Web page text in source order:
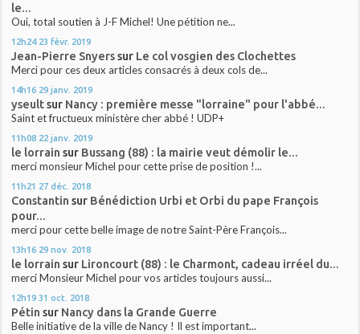
le...
Oui, total soutien à J-F Michel! Une pétition ne...
12h24 23 févr. 2019
Jean-Pierre Snyerssur Le col vosgien des Clochettes
Merci pour ces deux articles consacrés à deux cols de...
14h16 29 janv. 2019
yseultsur Nancy : première messe "lorraine" pour l'abbé...
Saint et fructueux ministère cher abbé ! UDP+
11h08 22 janv. 2019
le lorrain sur Bussang (88) : la mairie veut démolir le...
merci monsieur Michel pour cette prise de position !...
11h21 27 déc. 2018
Constantin sur Bénédiction Urbi et Orbi du pape François
pour...
merci pour cette belle image de notre Saint-Père François...
13h16 29 nov. 2018
le lorrain sur Lironcourt (88) : le Charmont, cadeau irréel du...
merci Monsieur Michel pour vos articles toujours aussi...
12h19 31 oct. 2018
Pétin sur Nancy dans la Grande Guerre
Belle initiative de la ville de Nancy ! Il est important...